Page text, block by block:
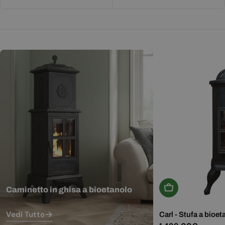
Caminetto in ghisa a bioetanolo
Vedi Tutto
Aggiungi Al
Carl - Stufa a